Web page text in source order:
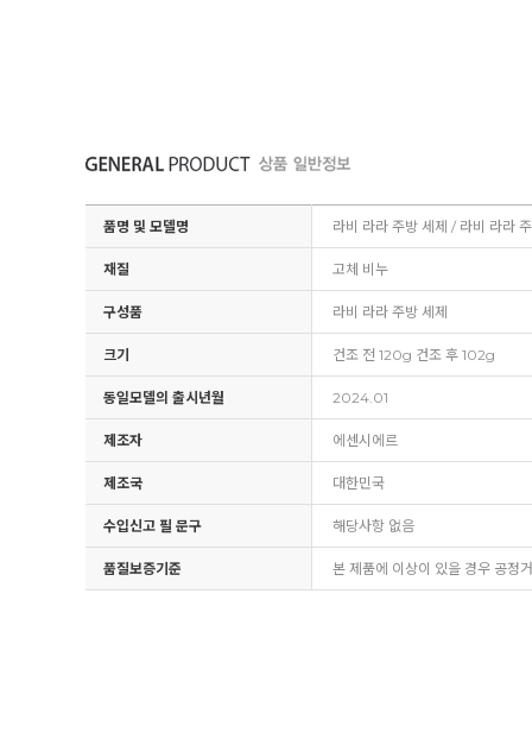
품명 및 모델명 라비 라라 주방 세제 / 라비 라라
재질 고체 비누
구성품 라비 라라 주방 세제
크기 건조 전 120g 건조 후 102g
동일모델의 출시년월 2024.01
제조자 에센시에르
제조국 대한민국
수입신고 필 문구 해당사항 없음
품질보증기준 본 제품에 이상이 있을 경우 공정